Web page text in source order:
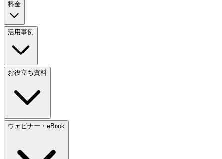
料金
活用事例
お役立ち資料
ウェビナー・eBook